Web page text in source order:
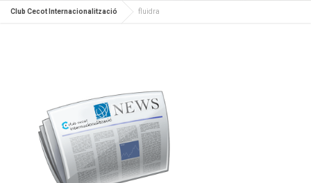
Club Cecot Internacionalització fluidra